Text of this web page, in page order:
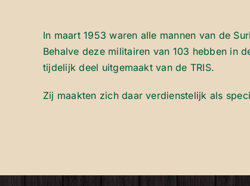
In maart 1953 waren alle mannen van de
Behalve deze militairen van 103 hebben in
tijdelijk deel uitgemaakt van de TRIS.
Zij maakten zich daar verdienstelijk als